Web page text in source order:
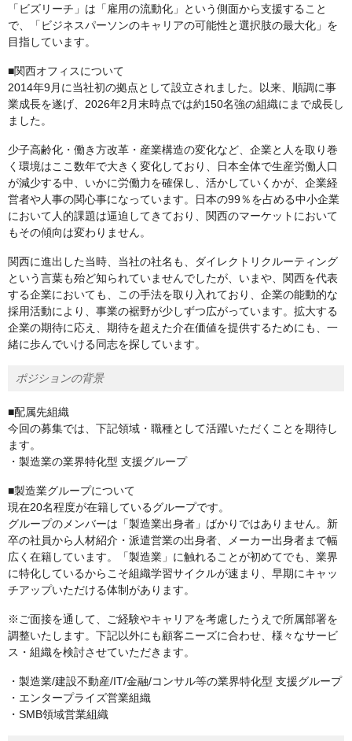
「ビズリーチ」は「雇用の流動化」という側面から支援すること
で、「ビジネスパーソンのキャリアの可能性と選択肢の最大化」を
目指しています。
■関西オフィスについて
2014年9月に当社初の拠点として設立されました。以来、順調に事
業成長を遂げ、2026年2月末時点では約150名強の組織にまで成長し
ました。
少子高齢化・働き方改革・産業構造の変化など、企業と人を取り巻
く環境はここ数年で大きく変化しており、日本全体で生産労働人口
が減少する中、いかに労働力を確保し、活かしていくかが、企業経
営者や人事の関心事になっています。日本の99％を占める中小企業
において人的課題は逼迫してきており、関西のマーケットにおいて
もその傾向は変わりません。
関西に進出した当時、当社の社名も、ダイレクトリクルーティング
という言葉も殆ど知られていませんでしたが、いまや、関西を代表
する企業においても、この手法を取り入れており、企業の能動的な
採用活動により、事業の裾野が少しずつ広がっています。拡大する
企業の期待に応え、期待を超えた介在価値を提供するためにも、一
緒に歩んでいける同志を探しています。
ポジションの背景
■配属先組織
今回の募集では、下記領域・職種として活躍いただくことを期待し
ます。
・製造業の業界特化型 支援グループ
■製造業グループについて
現在20名程度が在籍しているグループです。
グループのメンバーは「製造業出身者」ばかりではありません。新
卒の社員から人材紹介・派遣営業の出身者、メーカー出身者まで幅
広く在籍しています。「製造業」に触れることが初めてでも、業界
に特化しているからこそ組織学習サイクルが速まり、早期にキャッ
チアップいただける体制があります。
※ご面接を通して、ご経験やキャリアを考慮したうえで所属部署を
調整いたします。下記以外にも顧客ニーズに合わせ、様々なサービ
ス・組織を検討させていただきます。
・製造業/建設不動産/IT/金融/コンサル等の業界特化型 支援グループ
・エンタープライズ営業組織
・SMB領域営業組織